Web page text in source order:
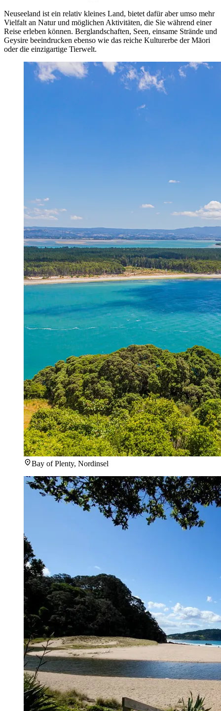
Neuseeland ist ein relativ kleines Land, bietet dafür aber umso mehr
Vielfalt an Natur und möglichen Aktivitäten, die Sie während einer
Reise erleben können. Berglandschaften, Seen, einsame Strände und
Geysire beeindrucken ebenso wie das reiche Kulturerbe der Māori
oder die einzigartige Tierwelt.
Bay of Plenty, Nordinsel